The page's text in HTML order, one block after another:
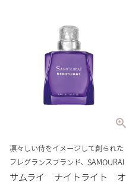
凛々しい侍をイメージして創られた
フレグランスブランド、SAMOURAI
サムライ ナイトライト オ